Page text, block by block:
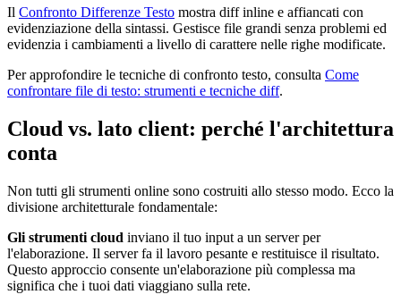
Il Confronto Differenze Testo mostra diff inline e affiancati con
evidenziazione della sintassi. Gestisce file grandi senza problemi ed
evidenzia i cambiamenti a livello di carattere nelle righe modificate.
Per approfondire le tecniche di confronto testo, consulta Come
confrontare file di testo: strumenti e tecniche diff.
Cloud vs. lato client: perché l'architettura
conta
Non tutti gli strumenti online sono costruiti allo stesso modo. Ecco la
divisione architetturale fondamentale:
Gli strumenti cloud inviano il tuo input a un server per
l'elaborazione. Il server fa il lavoro pesante e restituisce il risultato.
Questo approccio consente un'elaborazione più complessa ma
significa che i tuoi dati viaggiano sulla rete.